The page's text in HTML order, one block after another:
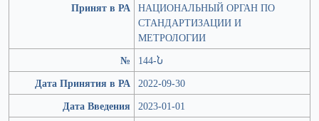
Принят в РА НАЦИОНАЛЬНЫЙ ОРГАН ПО
СТАНДАРТИЗАЦИИ И
МЕТРОЛОГИИ
№
144-Ն
Дата Принятия в РА 2022-09-30
Дата Введения
2023-01-01